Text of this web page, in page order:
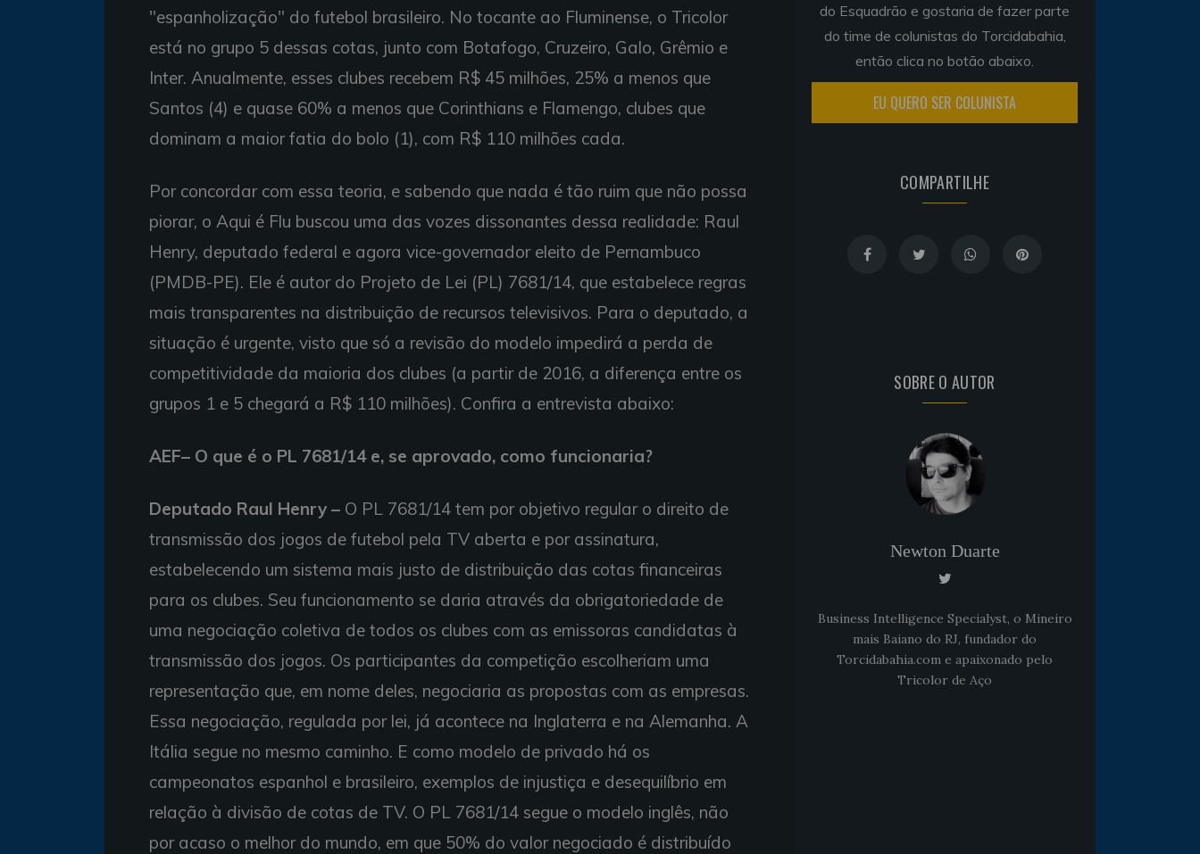
"espanholização" do futebol brasileiro. No tocante ao Fluminense, o Tricolor
está no grupo 5 dessas cotas, junto com Botafogo, Cruzeiro, Galo, Grêmio e
Inter. Anualmente, esses clubes recebem R$ 45 milhões, 25% a menos que
Santos (4) e quase 60% a menos que Corinthians e Flamengo, clubes que
dominam a maior fatia do bolo (1), com R$ 110 milhões cada.
Por concordar com essa teoria, e sabendo que nada é tão ruim que não possa
piorar, o Aqui é Flu buscou uma das vozes dissonantes dessa realidade: Raul
Henry, deputado federal e agora vice-governador eleito de Pernambuco
(PMDB-PE). Ele é autor do Projeto de Lei (PL) 7681/14, que estabelece regras
mais transparentes na distribuição de recursos televisivos. Para o deputado, a
situação é urgente, visto que só a revisão do modelo impedirá a perda de
competitividade da maioria dos clubes (a partir de 2016, a diferença entre os
grupos 1 e 5 chegará a R$ 110 milhões). Confira a entrevista abaixo:
AEF– O que é o PL 7681/14 e, se aprovado, como funcionaria?
Deputado Raul Henry – O PL 7681/14 tem por objetivo regular o direito de
transmissão dos jogos de futebol pela TV aberta e por assinatura,
estabelecendo um sistema mais justo de distribuição das cotas financeiras
para os clubes. Seu funcionamento se daria através da obrigatoriedade de
uma negociação coletiva de todos os clubes com as emissoras candidatas à
transmissão dos jogos. Os participantes da competição escolheriam uma
representação que, em nome deles, negociaria as propostas com as empresas.
Essa negociação, regulada por lei, já acontece na Inglaterra e na Alemanha. A
Itália segue no mesmo caminho. E como modelo de privado há os
campeonatos espanhol e brasileiro, exemplos de injustiça e desequilíbrio em
relação à divisão de cotas de TV. O PL 7681/14 segue o modelo inglês, não
por acaso o melhor do mundo, em que 50% do valor negociado é distribuído
do Esquadrão e gostaria de fazer parte
do time de colunistas do Torcidabahia,
então clica no botão abaixo.
EU QUERO SER COLUNISTA
COMPARTILHE
SOBRE O AUTOR
Newton Duarte
Business Intelligence Specialyst, o Mineiro
mais Baiano do RJ, fundador do
Torcidabahia.com e apaixonado pelo
Tricolor de Aço